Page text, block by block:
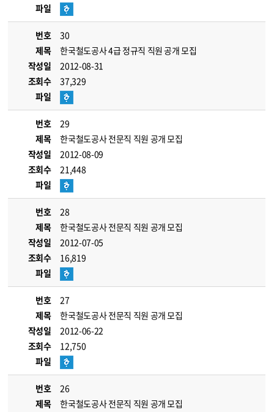
파일
번호
30
제목
한국철도공사 4급 정규직 직원 공개 모집
작성일
2012-08-31
조회수
37,329
파일
번호
29
제목
한국철도공사 전문직 직원 공개 모집
작성일
2012-08-09
조회수
21,448
파일
번호
28
제목
한국철도공사 전문직 직원 공개 모집
작성일
2012-07-05
조회수
16,819
파일
번호
27
제목
한국철도공사 전문직 직원 공개 모집
작성일
2012-06-22
조회수
12,750
파일
번호
26
제목
한국철도공사 전문직 직원 공개 모집